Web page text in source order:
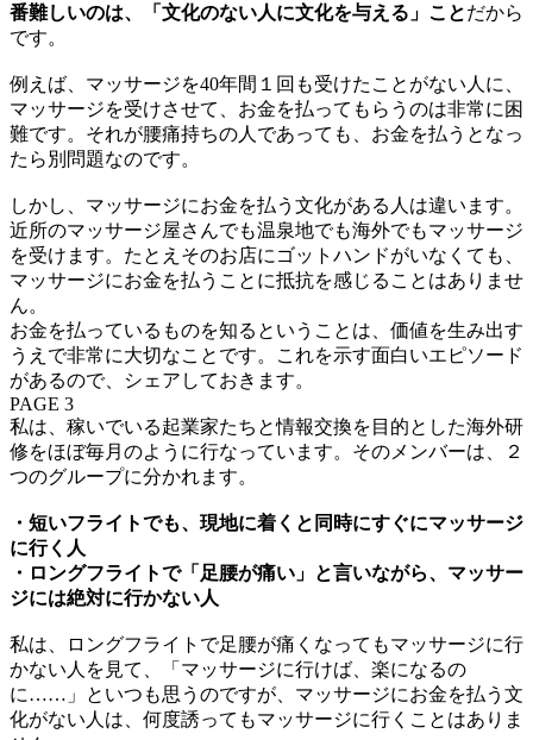
番難しいのは、「文化のない人に文化を与える」ことだから
です。
例えば、マッサージを40年間１回も受けたことがない人に、
マッサージを受けさせて、お金を払ってもらうのは非常に困
難です。それが腰痛持ちの人であっても、お金を払うとなっ
たら別問題なのです。
しかし、マッサージにお金を払う文化がある人は違います。
近所のマッサージ屋さんでも温泉地でも海外でもマッサージ
を受けます。たとえそのお店にゴットハンドがいなくても、
マッサージにお金を払うことに抵抗を感じることはありませ
ん。
お金を払っているものを知るということは、価値を生み出す
うえで非常に大切なことです。これを示す面白いエピソード
があるので、シェアしておきます。
PAGE 3
私は、稼いでいる起業家たちと情報交換を目的とした海外研
修をほぼ毎月のように行なっています。そのメンバーは、２
つのグループに分かれます。
・短いフライトでも、現地に着くと同時にすぐにマッサージ
に行く人
・ロングフライトで「足腰が痛い」と言いながら、マッサー
ジには絶対に行かない人
私は、ロングフライトで足腰が痛くなってもマッサージに行
かない人を見て、「マッサージに行けば、楽になるの
に……」といつも思うのですが、マッサージにお金を払う文
化がない人は、何度誘ってもマッサージに行くことはありま